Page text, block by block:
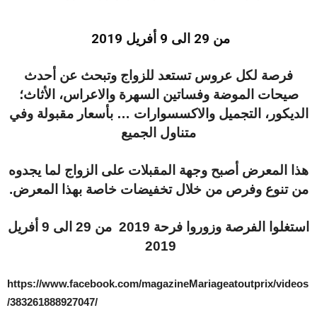
من 29 الى 9 أفريل 2019
فرصة لكل عروس تستعد للزواج وتبحث عن أحدث
صيحات الموضة وفساتين السهرة والاعراس، الأثاث؛
الديكور، التجميل والاكسسوارات … بأسعار مقبولة وفي
متناول الجميع
هذا المعرض أصبح وجهة المقبلات على الزواج لما يجدوه
من تنوع وفرص من خلال تخفيضات خاصة بهذا المعرض.
استغلوا الفرصة وزوروا فرحة 2019 من 29 الى 9 أفريل
2019
https://www.facebook.com/magazineMariageatoutprix/videos
/383261888927047/